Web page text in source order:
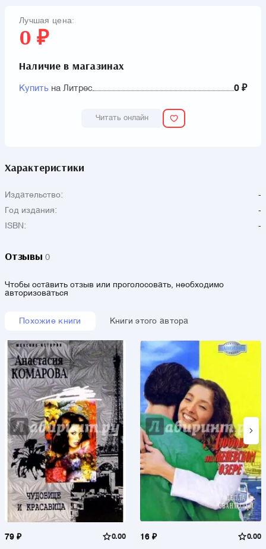
Лучшая цена:
0 ₽
Наличие в магазинах
Купить на Литрес 0 ₽
Читать онлайн
Характеристики
Издательство:
-
Год издания:
-
ISBN:
-
Отзывы 0
Чтобы оставить отзыв или проголосовать, необходимо
авторизоваться
Похожие книги Книги этого автора
79 ₽ 0.00 16 ₽ 0.00